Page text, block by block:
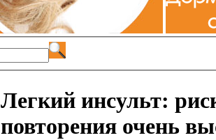
Легкий инсульт:
повторения очень